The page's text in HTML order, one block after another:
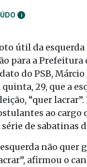
i
útil da
para a Prefeitura
do PSB, Márcio
29, que a
“quer lacrar”.
ao cargo
de sabatinas
não quer
afirmou o